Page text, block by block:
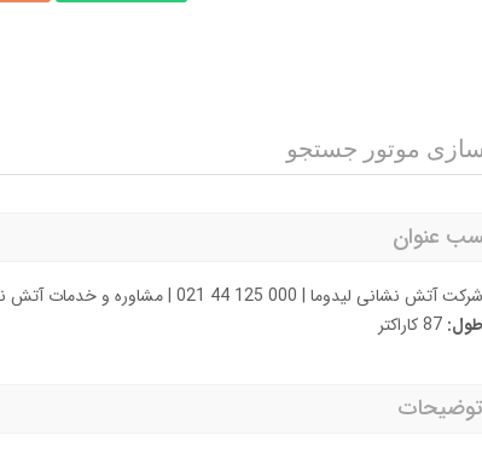
سازی موتور جستجو
عنوان
شرکت آتش نشانی لیدوما | 000 125 44 021‏ | مشاوره و خدمات آتش نشانی مورد تایید آتش نشانی
طول:
توضیحات